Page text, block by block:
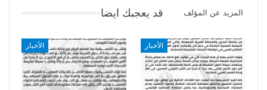
قد يعجبك ايضا المزيد عن المؤلف
الأخبار الأخبار